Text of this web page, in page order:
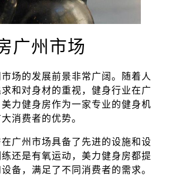
广州市场
场的发展前景非常广阔。随着人
和对身材的重视，健身行业在广
力健身房作为一家专业的健身机
消费者的优势。
广州市场具备了先进的设施和设
还是有氧运动，美力健身房都提
备，满足了不同消费者的需求。